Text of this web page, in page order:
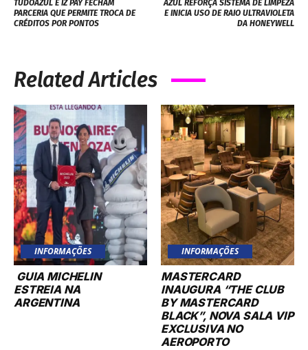
INFORMAÇÕES
GUIA MICHELIN
ESTREIA NA
ARGENTINA
INFORMAÇÕES
MASTERCARD
INAUGURA “THE CLUB
BY MASTERCARD
BLACK”, NOVA SALA VIP
EXCLUSIVA NO
AEROPORTO
INTERNACIONAL DE
GUARULHOS